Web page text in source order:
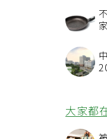
大家都